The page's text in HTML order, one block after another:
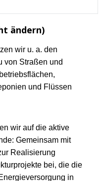
ändern)
wir u. a. den
von Straßen und
und Flüssen
wir auf die aktive
Gemeinsam mit
Realisierung
bei, die die
in